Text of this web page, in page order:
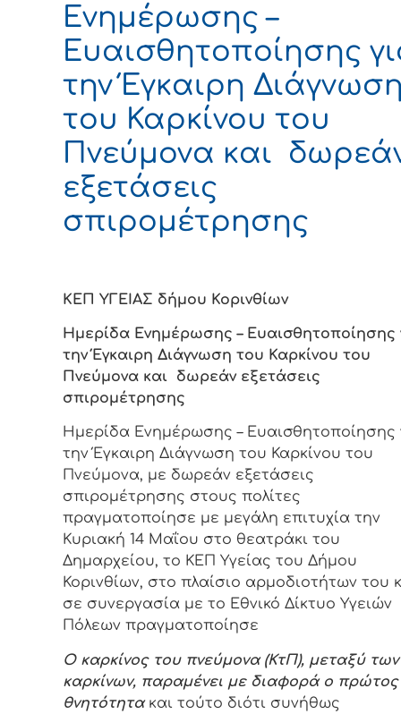
Ενημέρωσης –
Ευαισθητοποίησης
την Έγκαιρη
του Καρκίνου του
Πνεύμονα και
εξετάσεις
σπιρομέτρησης
ΚΕΠ ΥΓΕΙΑΣ δήμου Κορινθίων
Ημερίδα Ενημέρωσης – Ευαισθητοποίησης
την Έγκαιρη Διάγνωση του Καρκίνου του
Πνεύμονα και δωρεάν εξετάσεις
σπιρομέτρησης
Ημερίδα Ενημέρωσης – Ευαισθητοποίησης
την Έγκαιρη Διάγνωση του Καρκίνου του
Πνεύμονα, με δωρεάν εξετάσεις
σπιρομέτρησης στους πολίτες
πραγματοποίησε με μεγάλη επιτυχία την
Κυριακή 14 Μαΐου στο θεατράκι του
Δημαρχείου, το ΚΕΠ Υγείας του Δήμου
Κορινθίων, στο πλαίσιο αρμοδιοτήτων του
σε συνεργασία με το Εθνικό Δίκτυο Υγειών
Πόλεων πραγματοποίησε
Ο καρκίνος του πνεύμονα (ΚτΠ), μεταξύ των
καρκίνων, παραμένει με διαφορά ο
θνητότητακαι τούτο διότι συνήθως